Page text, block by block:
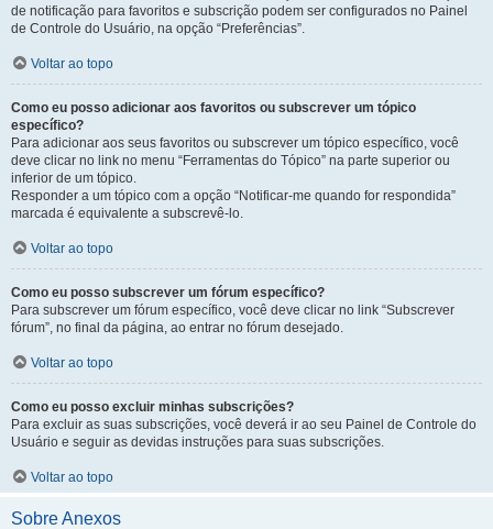
de notificação para favoritos e subscrição podem ser configurados no Painel
de Controle do Usuário, na opção “Preferências”.
Voltar ao topo
Como eu posso adicionar aos favoritos ou subscrever um tópico
específico?
Para adicionar aos seus favoritos ou subscrever um tópico específico, você
deve clicar no link no menu “Ferramentas do Tópico” na parte superior ou
inferior de um tópico.
Responder a um tópico com a opção “Notificar-me quando for respondida”
marcada é equivalente a subscrevê-lo.
Voltar ao topo
Como eu posso subscrever um fórum específico?
Para subscrever um fórum específico, você deve clicar no link “Subscrever
fórum”, no final da página, ao entrar no fórum desejado.
Voltar ao topo
Como eu posso excluir minhas subscrições?
Para excluir as suas subscrições, você deverá ir ao seu Painel de Controle do
Usuário e seguir as devidas instruções para suas subscrições.
Voltar ao topo
Sobre Anexos